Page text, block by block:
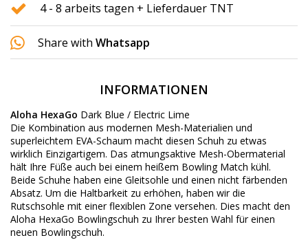
4 - 8 arbeits tagen + Lieferdauer TNT
Share with Whatsapp
INFORMATIONEN
Aloha HexaGo Dark Blue / Electric Lime
Die Kombination aus modernen Mesh-Materialien und
superleichtem EVA-Schaum macht diesen Schuh zu etwas
wirklich Einzigartigem. Das atmungsaktive Mesh-Obermaterial
hält Ihre Füße auch bei einem heißem Bowling Match kühl.
Beide Schuhe haben eine Gleitsohle und einen nicht färbenden
Absatz. Um die Haltbarkeit zu erhöhen, haben wir die
Rutschsohle mit einer flexiblen Zone versehen. Dies macht den
Aloha HexaGo Bowlingschuh zu Ihrer besten Wahl für einen
neuen Bowlingschuh.